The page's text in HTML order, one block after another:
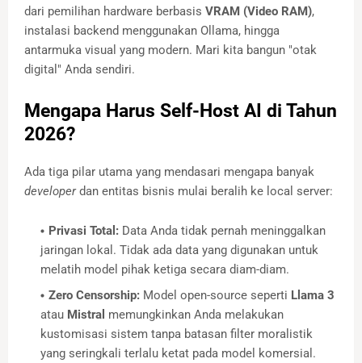
dari pemilihan hardware berbasis VRAM (Video RAM),
instalasi backend menggunakan Ollama, hingga
antarmuka visual yang modern. Mari kita bangun "otak
digital" Anda sendiri.
Mengapa Harus Self-Host AI di Tahun
2026?
Ada tiga pilar utama yang mendasari mengapa banyak
developerdan entitas bisnis mulai beralih ke local server:
Privasi Total: Data Anda tidak pernah meninggalkan
jaringan lokal. Tidak ada data yang digunakan untuk
melatih model pihak ketiga secara diam-diam.
Zero Censorship: Model open-source seperti Llama 3
atau Mistral memungkinkan Anda melakukan
kustomisasi sistem tanpa batasan filter moralistik
yang seringkali terlalu ketat pada model komersial.